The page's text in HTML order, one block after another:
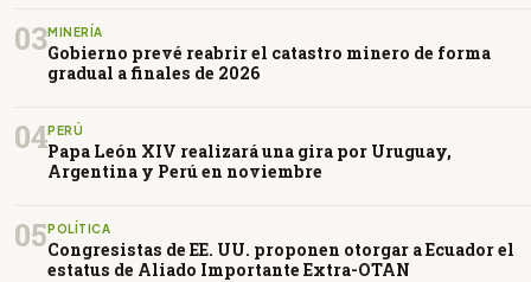
03MINERÍA
Gobierno prevé reabrir el catastro minero de forma
gradual a finales de 2026
04PERÚ
Papa León XIV realizará una gira por Uruguay,
Argentina y Perú en noviembre
05POLÍTICA
Congresistas de EE. UU. proponen otorgar a Ecuador el
estatus de Aliado Importante Extra-OTAN